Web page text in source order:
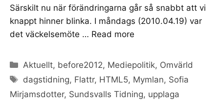
Särskilt nu när förändringarna går så snabbt att vi
knappt hinner blinka. I måndags (2010.04.19) var
det väckelsemöte … Read more
Categories
Aktuellt, before2012, Mediepolitik, Omvärld
Tags
dagstidning, Flattr, HTML5, Mymlan, Sofia
Mirjamsdotter, Sundsvalls Tidning, upplaga